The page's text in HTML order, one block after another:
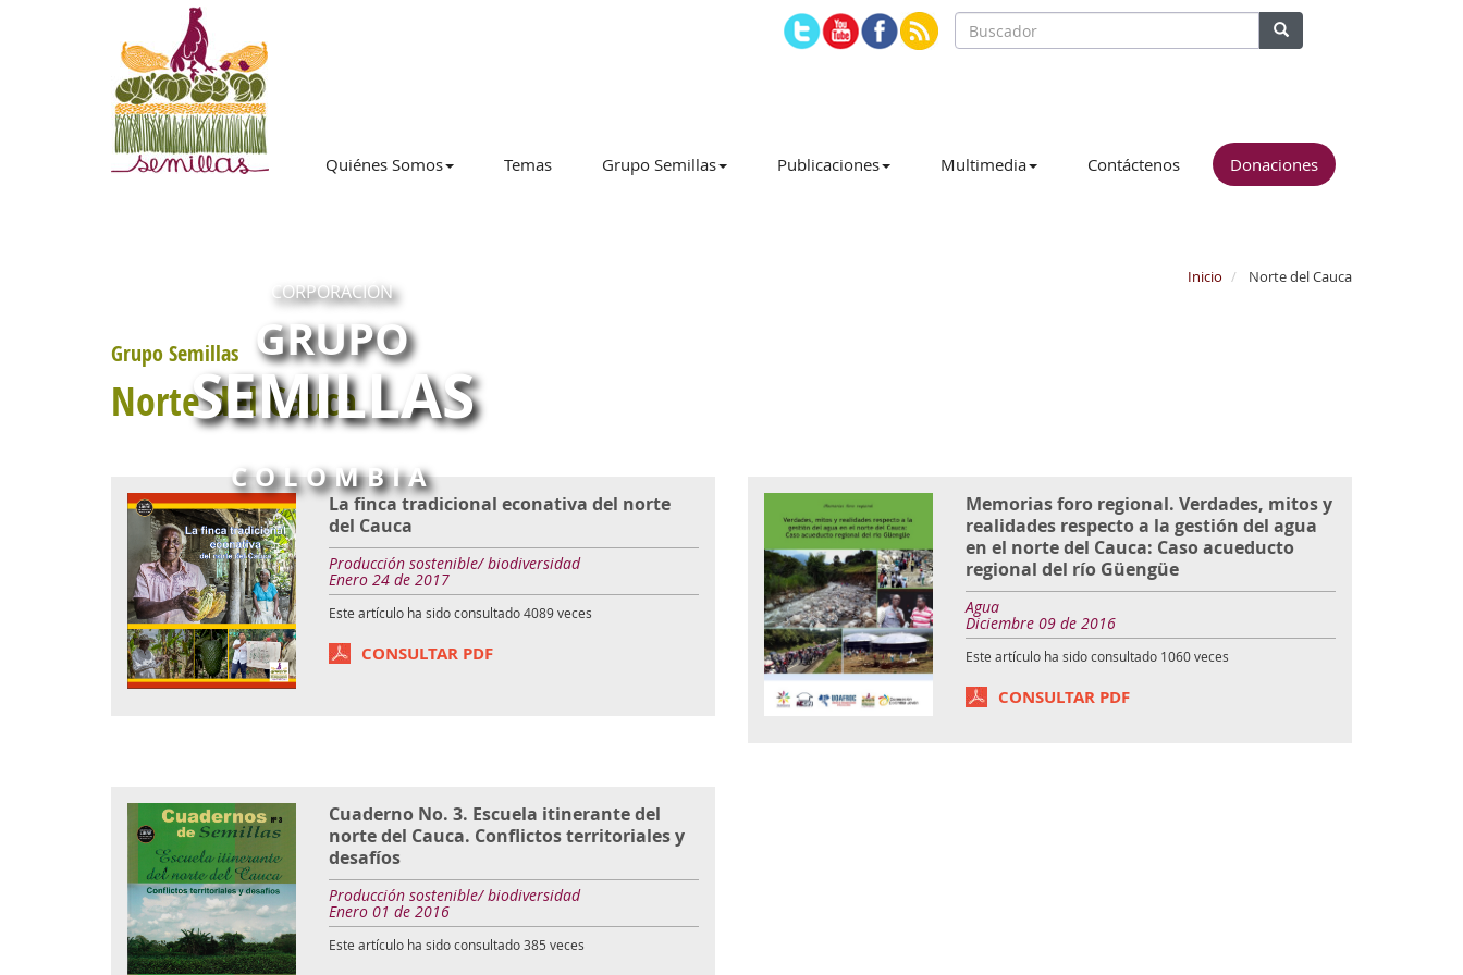
Quiénes Somos Temas Grupo Semillas Publicaciones Multimedia Contáctenos Donaciones
CORPORACIÓN
GRUPO
SEMILLAS
COLOMBIA
Inicio Norte del Cauca
Grupo Semillas
Norte del Cauca
La finca tradicional econativa del norte
del Cauca
Producción sostenible/ biodiversidad
Enero 24 de 2017
Este artículo ha sido consultado4089veces
CONSULTAR PDF
Memorias foro regional. Verdades, mitos y
realidades respecto a la gestión del agua
en el norte del Cauca: Caso acueducto
regional del río Güengüe
Agua
Diciembre 09 de 2016
Este artículo ha sido consultado 1060veces
CONSULTAR PDF
Cuaderno No. 3. Escuela itinerante del
norte del Cauca. Conflictos territoriales y
desafíos
Producción sostenible/ biodiversidad
Enero 01 de 2016
Este artículo ha sido consultado385 veces